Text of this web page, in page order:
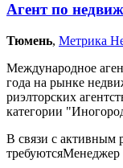
Агент по
Тюмень‎, Метрика
Международное
года на рынке
риэлторских
категории
В связи с активным